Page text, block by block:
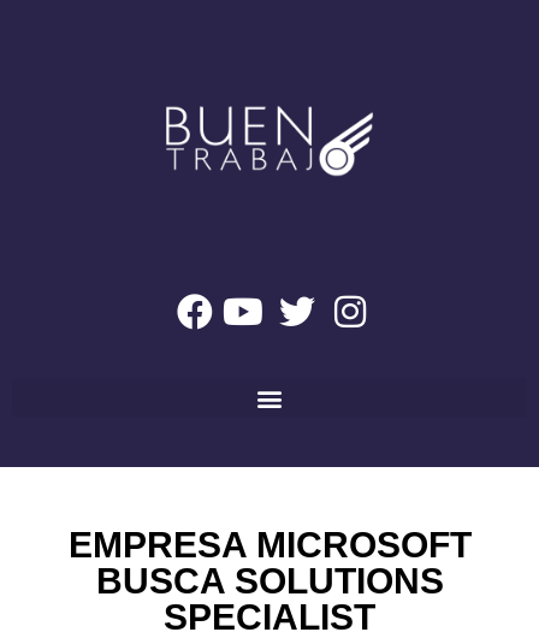
EMPRESA MICROSOFT
BUSCA SOLUTIONS
SPECIALIST